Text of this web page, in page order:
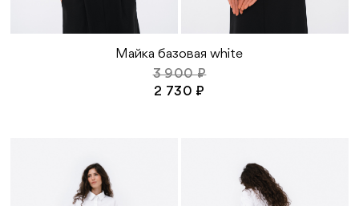
Майка базовая white
3 900 ₽
2 730 ₽